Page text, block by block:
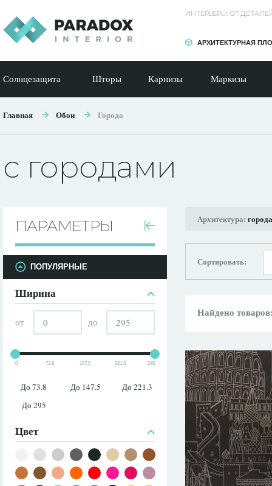
ИНТЕРЬЕРЫ: ОТ
АРХИТЕКТУРНАЯ
Солнцезащита Шторы Карнизы Маркизы
Главная Обои Города
с городами
ПАРАМЕТРЫ
ПАРАМЕТРЫ
ПОПУЛЯРНЫЕ
Ширина
от до
0 73.8 147.5 221.3 295
До 73.8 До 147.5
До 221.3
До 295
Цвет
Архитектура: города
Сортировать:
Найдено